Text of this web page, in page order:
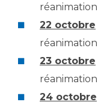
réanimation
22 octobre
réanimation
23 octobre
réanimation
24 octobre